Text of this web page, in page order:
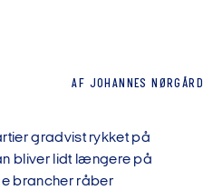
AF JOHANNESNØRGÅRD
gradvist rykket på
bliver lidt længere på
brancher råber